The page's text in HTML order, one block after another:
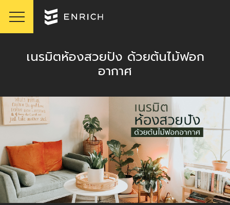
เนรมิตห้องสวยปัง ด้วยต้นไม้ฟอก
อากาศ